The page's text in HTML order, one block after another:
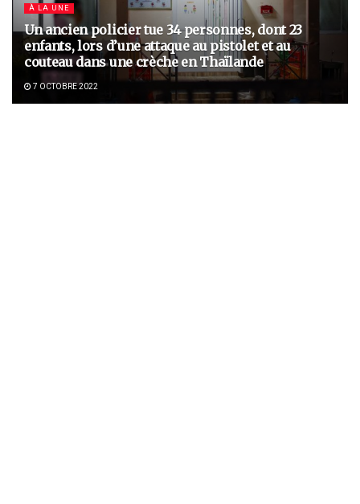
À LA UNE
Un ancien policier tue 34 personnes, dont 23
enfants, lors d’une attaque au pistolet et au
couteau dans une crèche en Thaïlande
7 OCTOBRE 2022